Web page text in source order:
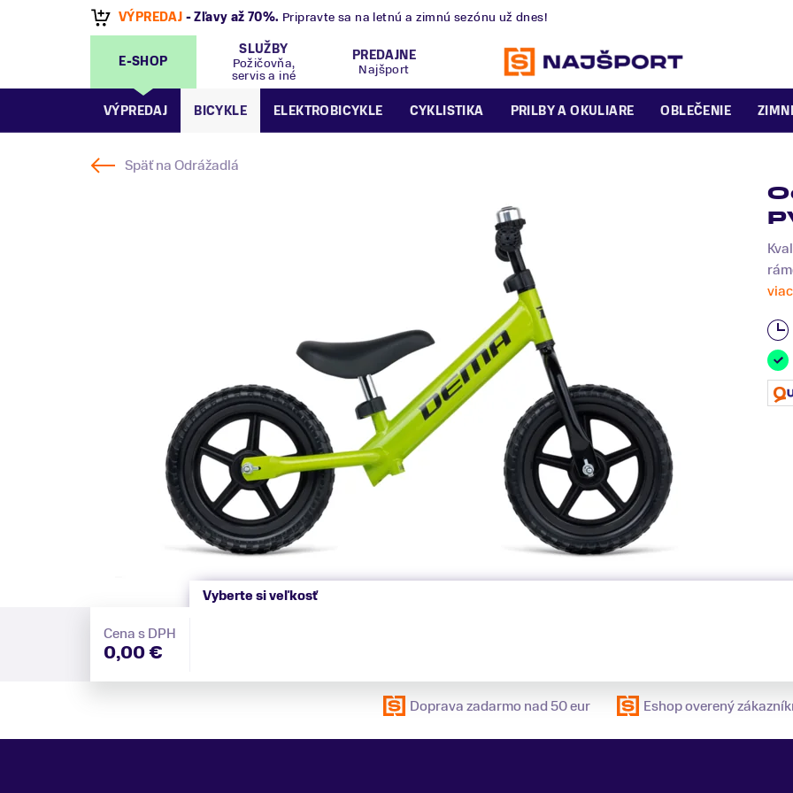
VÝPREDAJ - Zľavy až 70%. Pripravte sa na letnú a zimnú sezónu už dnes!
E-SHOP
SLUŽBY
Požičovňa,
servis a iné
PREDAJNE
Najšport
VÝPREDAJ BICYKLE ELEKTROBICYKLE CYKLISTIKA PRILBY A OKULIARE OBLEČENIE
Späť naOdrážadlá
viac
Cena s DPH
0,00 €
Vyberte si veľkosť
Doprava zadarmo nad 50 eur Eshop overený